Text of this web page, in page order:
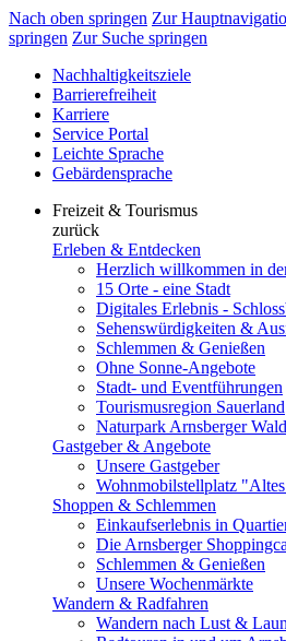
Nach oben springen Zur
springen Zur Suche springen
Nachhaltigkeitsziele
Barrierefreiheit
Karriere
Service Portal
Leichte Sprache
Gebärdensprache
Freizeit & Tourismus
zurück
Erleben & Entdecken
Herzlich willkommen in
15 Orte - eine Stadt
Digitales Erlebnis -
Sehenswürdigkeiten &
Schlemmen & Genießen
Ohne Sonne-Angebote
Stadt- und Eventführungen
Tourismusregion Sauerland
Naturpark Arnsberger Wald
Gastgeber & Angebote
Unsere Gastgeber
Wohnmobilstellplatz
Shoppen & Schlemmen
Einkaufserlebnis in
Die Arnsberger
Schlemmen & Genießen
Unsere Wochenmärkte
Wandern & Radfahren
Wandern nach Lust &